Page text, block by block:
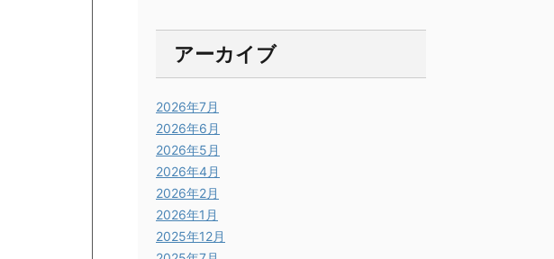
アーカイブ
2026年7月
2026年6月
2026年5月
2026年4月
2026年2月
2026年1月
2025年12月